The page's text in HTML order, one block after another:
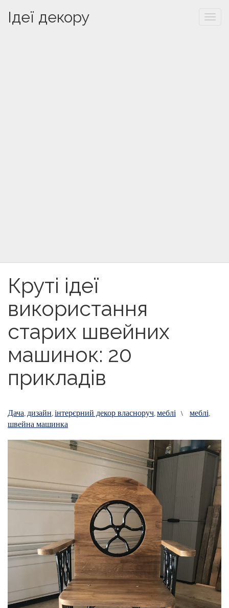
Ідеї декору
Круті ідеї
використання
старих швейних
машинок: 20
прикладів
Дача, дизайн,інтерєрний декор власноруч,меблі \ меблі,
швейна машинка